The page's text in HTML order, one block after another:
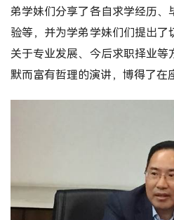
弟学妹们分享了各自求学经历
验等，并为学弟学妹们们提出了
关于专业发展、今后求职择业等
默而富有哲理的演讲，博得了在